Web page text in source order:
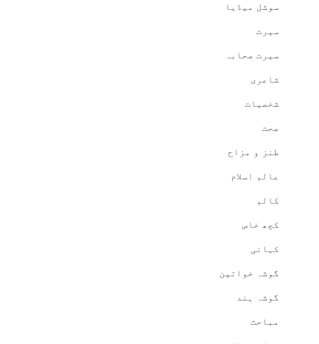
سوشل میڈیا
سیرت
سیرت صحابہ
شاعری
شخصیات
صحت
طنز و مزاح
عالم اسلام
کالم
کچھ خاص
کہانی
گوشہ خواتین
گوشہ ہند
مباحث